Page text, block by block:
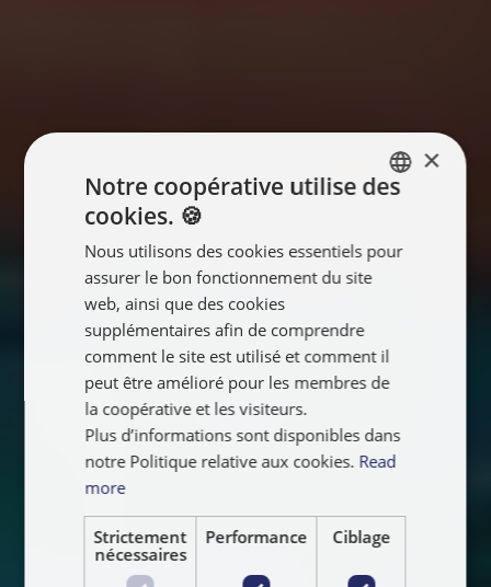
FRANÇAIS
×
Notre coopérative utilise des
cookies. 🍪
Nous utilisons des cookies essentiels pour
assurer le bon fonctionnement du site
web, ainsi que des cookies
supplémentaires afin de comprendre
comment le site est utilisé et comment il
peut être amélioré pour les membres de
la coopérative et les visiteurs.
Plus d’informations sont disponibles dans
notre Politique relative aux cookies. Read
more
Strictement
nécessaires
Performance Ciblage